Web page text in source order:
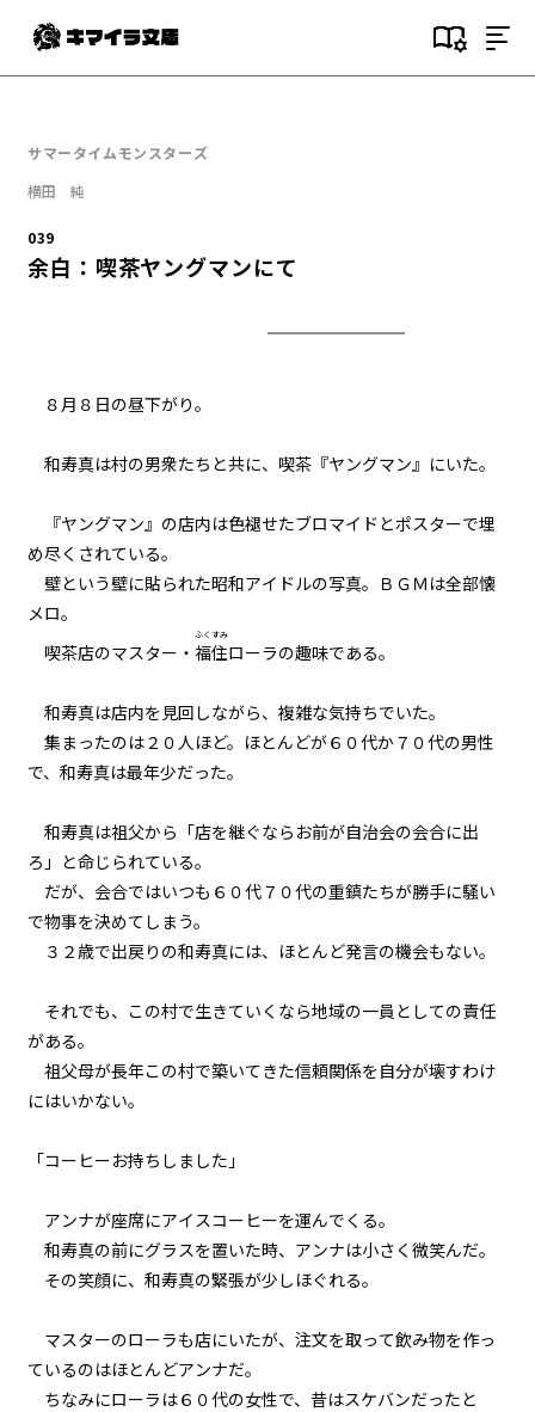
目次
(NOT)GAMESTART
７月１９日：夏休み初日
005
006
007
Re：Re：７月１９日
008
３人の小学生
010
練習は裏切らないが闇雲な練習は
ムダ
７月３１日：展望台
014
サマータイムモンスターズ
横田 純
039
余白：喫茶ヤングマンにて
８月８日の昼下がり。
和寿真は村の男衆たちと共に、喫茶『ヤングマン』にいた。
『ヤングマン』の店内は色褪せたブロマイドとポスターで埋
め尽くされている。
壁という壁に貼られた昭和アイドルの写真。ＢＧＭは全部懐
メロ。
喫茶店のマスター・ 福住
ふくすみ
ローラの趣味である。
和寿真は店内を見回しながら、複雑な気持ちでいた。
集まったのは２０人ほど。ほとんどが６０代か７０代の男性
で、和寿真は最年少だった。
和寿真は祖父から「店を継ぐならお前が自治会の会合に出
ろ」と命じられている。
だが、会合ではいつも６０代７０代の重鎮たちが勝手に騒い
で物事を決めてしまう。
３２歳で出戻りの和寿真には、ほとんど発言の機会もない。
それでも、この村で生きていくなら地域の一員としての責任
がある。
祖父母が長年この村で築いてきた信頼関係を自分が壊すわけ
にはいかない。
「コーヒーお持ちしました」
アンナが座席にアイスコーヒーを運んでくる。
和寿真の前にグラスを置いた時、アンナは小さく微笑んだ。
その笑顔に、和寿真の緊張が少しほぐれる。
マスターのローラも店にいたが、注文を取って飲み物を作っ
ているのはほとんどアンナだ。
ちなみにローラは６０代の女性で、昔はスケバンだったと